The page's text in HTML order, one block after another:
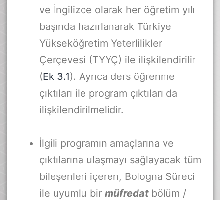
ve İngilizce olarak her öğretim yılı
başında hazırlanarak Türkiye
Yükseköğretim Yeterlilikler
Çerçevesi (TYYÇ) ile ilişkilendirilir
(Ek 3.1). Ayrıca ders öğrenme
çıktıları ile program çıktıları da
ilişkilendirilmelidir.
İlgili programın amaçlarına ve
çıktılarına ulaşmayı sağlayacak tüm
bileşenleri içeren, Bologna Süreci
ile uyumlu bir müfredat bölüm /